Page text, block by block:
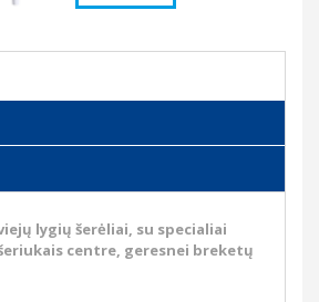
lygių šerėliai, su specialiai
centre, geresnei breketų